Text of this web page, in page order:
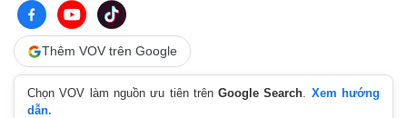
Thêm VOV trên Google
Chọn VOV làm nguồn ưu tiên trênGoogle Search. Xem hướng
dẫn.